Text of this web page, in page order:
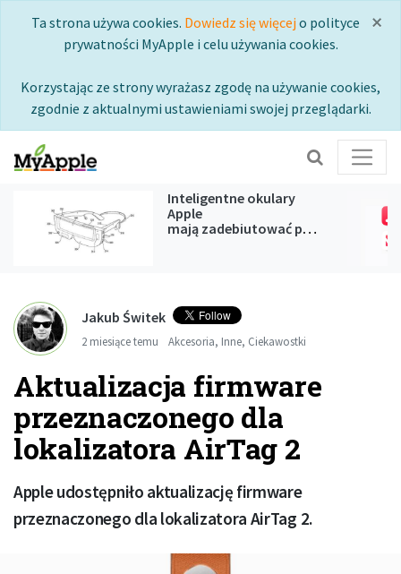
×
Ta strona używa cookies. Dowiedz się więcej o polityce
prywatności MyApple i celu używania cookies.
Korzystając ze strony wyrażasz zgodę na używanie cookies,
zgodnie z aktualnymi ustawieniami swojej przeglądarki.
Inteligentne okulary
Apple
mają zadebiutować podczas
WWDC 2027
Jakub Świtek
2 miesiące temu Akcesoria, Inne, Ciekawostki
Aktualizacja firmware
przeznaczonego dla
lokalizatora AirTag 2
Apple udostępniło aktualizację firmware
przeznaczonego dla lokalizatora AirTag 2.